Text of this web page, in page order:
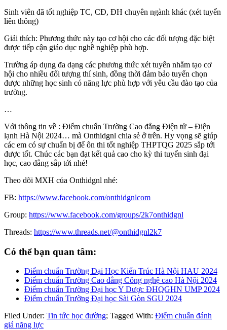
Sinh viên đã tốt nghiệp TC, CĐ, ĐH chuyên ngành khác (xét tuyển
liên thông)
Giải thích: Phương thức này tạo cơ hội cho các đối tượng đặc biệt
được tiếp cận giáo dục nghề nghiệp phù hợp.
Trường áp dụng đa dạng các phương thức xét tuyển nhằm tạo cơ
hội cho nhiều đối tượng thí sinh, đồng thời đảm bảo tuyển chọn
được những học sinh có năng lực phù hợp với yêu cầu đào tạo của
trường.
…
Với thông tin về : Điểm chuẩn Trường Cao đẳng Điện tử – Điện
lạnh Hà Nội 2024… mà Onthidgnl chia sẻ ở trên. Hy vọng sẽ giúp
các em có sự chuẩn bị để ôn thi tốt nghiệp THPTQG 2025 sắp tới
được tốt. Chúc các bạn đạt kết quả cao cho kỳ thi tuyển sinh đại
học, cao đẳng sắp tới nhé!
Theo dõi MXH của Onthidgnl nhé:
FB: https://www.facebook.com/onthidgnlcom
Group: https://www.facebook.com/groups/2k7onthidgnl
Threads: https://www.threads.net/@onthidgnl2k7
Có thể bạn quan tâm:
Điểm chuẩn Trường Đại Học Kiến Trúc Hà Nội HAU 2024
Điểm chuẩn Trường Cao đẳng Công nghệ cao Hà Nội 2024
Điểm chuẩn Trường Đại học Y Dược ĐHQGHN UMP 2024
Điểm chuẩn Trường Đại học Sài Gòn SGU 2024
Filed Under: Tin tức học đường; Tagged With: Điểm chuẩn đánh
giá năng lực